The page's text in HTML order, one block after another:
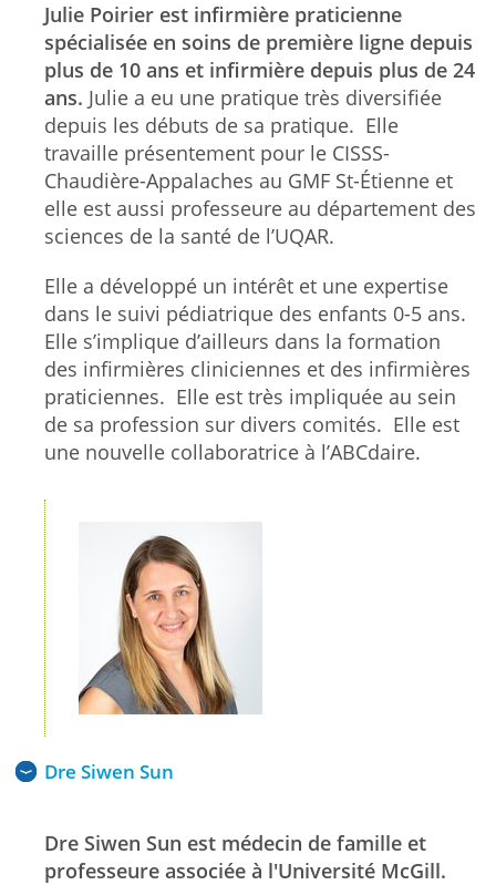
Julie Poirier est infirmière praticienne
spécialisée en soins de première ligne depuis
plus de 10 ans et infirmière depuis plus de 24
ans. Julie a eu une pratique très diversifiée
depuis les débuts de sa pratique. Elle
travaille présentement pour le CISSS-
Chaudière-Appalaches au GMF St-Étienne et
elle est aussi professeure au département des
sciences de la santé de l’UQAR.
Elle a développé un intérêt et une expertise
dans le suivi pédiatrique des enfants 0-5 ans.
Elle s’implique d’ailleurs dans la formation
des infirmières cliniciennes et des infirmières
praticiennes. Elle est très impliquée au sein
de sa profession sur divers comités. Elle est
une nouvelle collaboratrice à l’ABCdaire.
Dre Siwen Sun
Dre Siwen Sun est médecin de famille et
professeure associée à l'Université McGill.